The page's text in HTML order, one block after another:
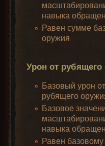
навыка
Равен сумме
оружия
Урон от рубящего
Базовый урон
рубящего
Базовое
навыка
Равен